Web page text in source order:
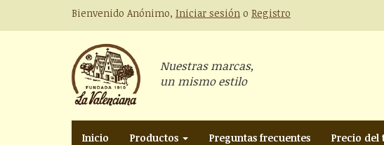
Bienvenido Anónimo, Iniciar sesión o Registro
Nuestras marcas,
un mismo estilo
Inicio Productos Preguntas frecuentes Precio del